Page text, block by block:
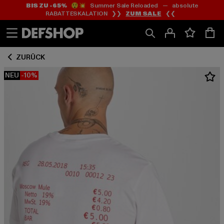
Zum
Inhalt
springen
Zum
Fußzeile
springen
BIS ZU -65%😲💥 Summer Sale Reloaded — absolute
RABATTESKALATION ❯❯ ZUM SALE ❮❮
ZURÜCK
NEU -10%